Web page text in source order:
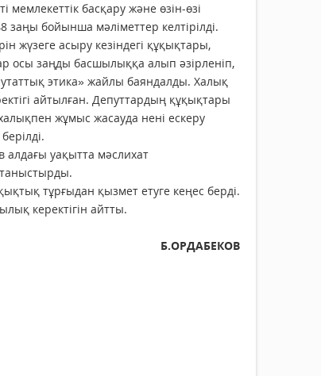
басқару және өзін-өзі
бойынша мәліметтер келтірілді.
жүзеге асыру кезіндегі құқықтары,
осы заңды басшылыққа алып әзірленіп,
этика» жайлы баяндалды. Халық
айтылған. Депуттардың құқықтары
жұмыс жасауда нені ескеру
уақытта мәслихат
тұрғыдан қызмет етуге кеңес берді.
керектігін айтты.
Б.ОРДАБЕКОВ